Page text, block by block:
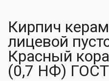
Кирпич
лицевой
Красный
(0,7 НФ)